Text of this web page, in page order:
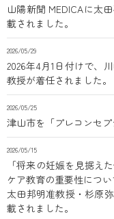
山陽新聞 MEDICAに太
載されました。
2026/05/29
2026年4月1日付けで、
教授が着任されました。
2026/05/25
津山市を「プレコンセ
2026/05/15
「将来の妊娠を見据え
ケア教育の重要性につい
太田邦明准教授・杉原
載されました。